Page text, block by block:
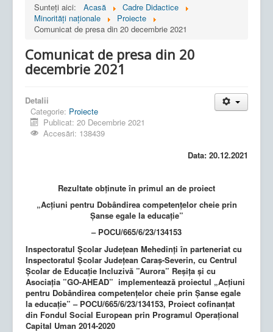
Sunteți aici:
Acasă
Cadre Didactice
Minorități naționale
Proiecte
Comunicat de presa din 20 decembrie 2021
Comunicat de presa din 20
decembrie 2021
Detalii
Categorie: Proiecte
Publicat: 20 Decembrie 2021
Accesări: 138439
Data: 20.12.2021
Rezultate obținute în primul an de proiect
„Acțiuni pentru Dobândirea competențelor cheie prin
Șanse egale la educație”
– POCU/665/6/23/134153
Inspectoratul Școlar Județean Mehedinți în parteneriat cu
Inspectoratul Școlar Județean Caraș-Severin, cu Centrul
Școlar de Educație Incluzivă ”Aurora” Reșița și cu
Asociația ”GO-AHEAD” implementează proiectul „Acțiuni
pentru Dobândirea competențelor cheie prin Șanse egale
la educație” – POCU/665/6/23/134153, Proiect cofinanțat
din Fondul Social European prin Programul Operațional
Capital Uman 2014-2020